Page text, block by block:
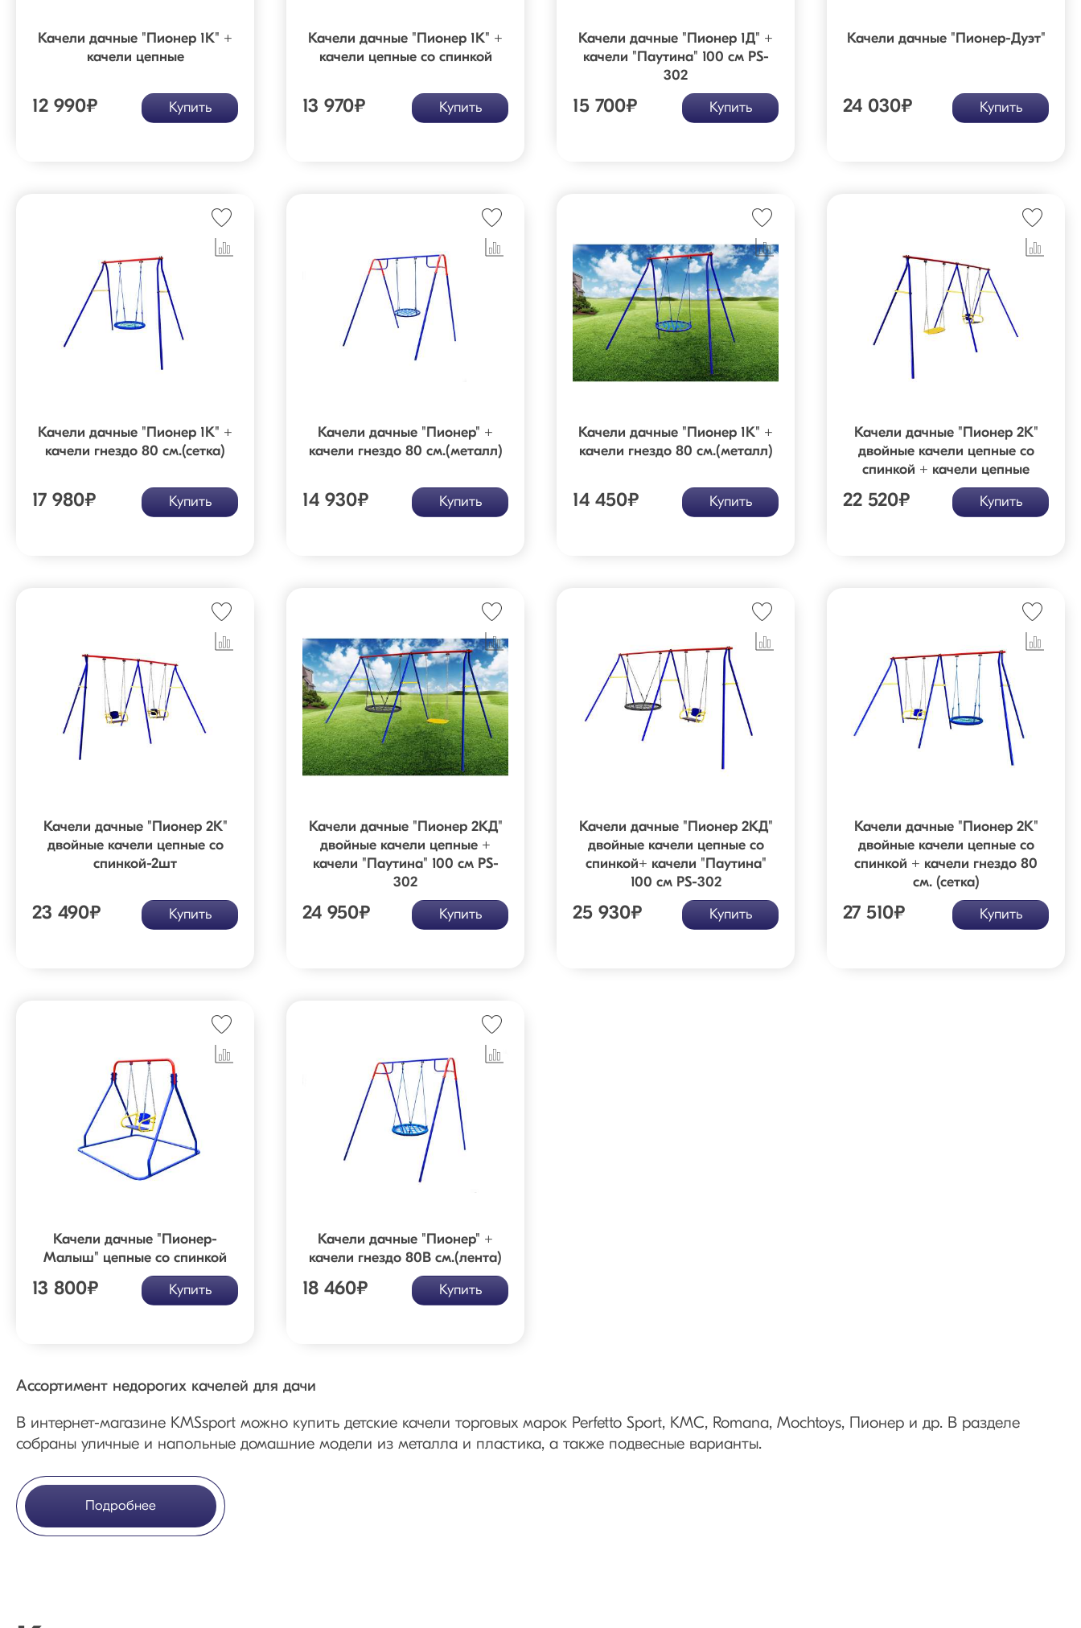
Качели дачные "Пионер 1К" +
качели цепные
12 990₽ Купить
Качели дачные "Пионер 1К" +
качели цепные со спинкой
13 970₽ Купить
Качели дачные "Пионер 1Д" +
качели "Паутина" 100 см PS-
302
15 700₽ Купить
Качели дачные "Пионер-Дуэт"
24 030₽ Купить
Качели дачные "Пионер 1К" +
качели гнездо 80 см.(сетка)
17 980₽ Купить
Качели дачные "Пионер" +
качели гнездо 80 см.(металл)
14 930₽ Купить
Качели дачные "Пионер 1К" +
качели гнездо 80 см.(металл)
14 450₽ Купить
Качели дачные "Пионер 2К"
двойные качели цепные со
спинкой + качели цепные
22 520₽ Купить
Качели дачные "Пионер 2К"
двойные качели цепные со
спинкой-2шт
23 490₽ Купить
Качели дачные "Пионер 2КД"
двойные качели цепные +
качели "Паутина" 100 см PS-
302
24 950₽ Купить
Качели дачные "Пионер 2КД"
двойные качели цепные со
спинкой+ качели "Паутина"
100 см PS-302
25 930₽ Купить
Качели дачные "Пионер 2К"
двойные качели цепные со
спинкой + качели гнездо 80
см. (сетка)
27 510₽ Купить
Качели дачные "Пионер-
Малыш" цепные со спинкой
13 800₽ Купить
Качели дачные "Пионер" +
качели гнездо 80В см.(лента)
18 460₽ Купить
Ассортимент недорогих качелей для дачи
В интернет-магазине KMSsport можно купить детские качели торговых марок Perfetto Sport, КМС, Romana, Mochtoys, Пионер и др. В разделе
собраны уличные и напольные домашние модели из металла и пластика, а также подвесные варианты.
Детские качели для дачи: ассортимент и преимущества моделей из каталога
Качели – самое популярное оборудование для установки на даче и загородном участке. Это хорошее развлечение не только для детей, но и
взрослых, ведь на металлических моделях могут качаться пользователи весом до 100 кг.
Подробнее